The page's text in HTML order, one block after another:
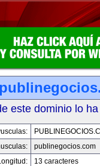
este dominio lo
publinegocios.com
13 caracteres